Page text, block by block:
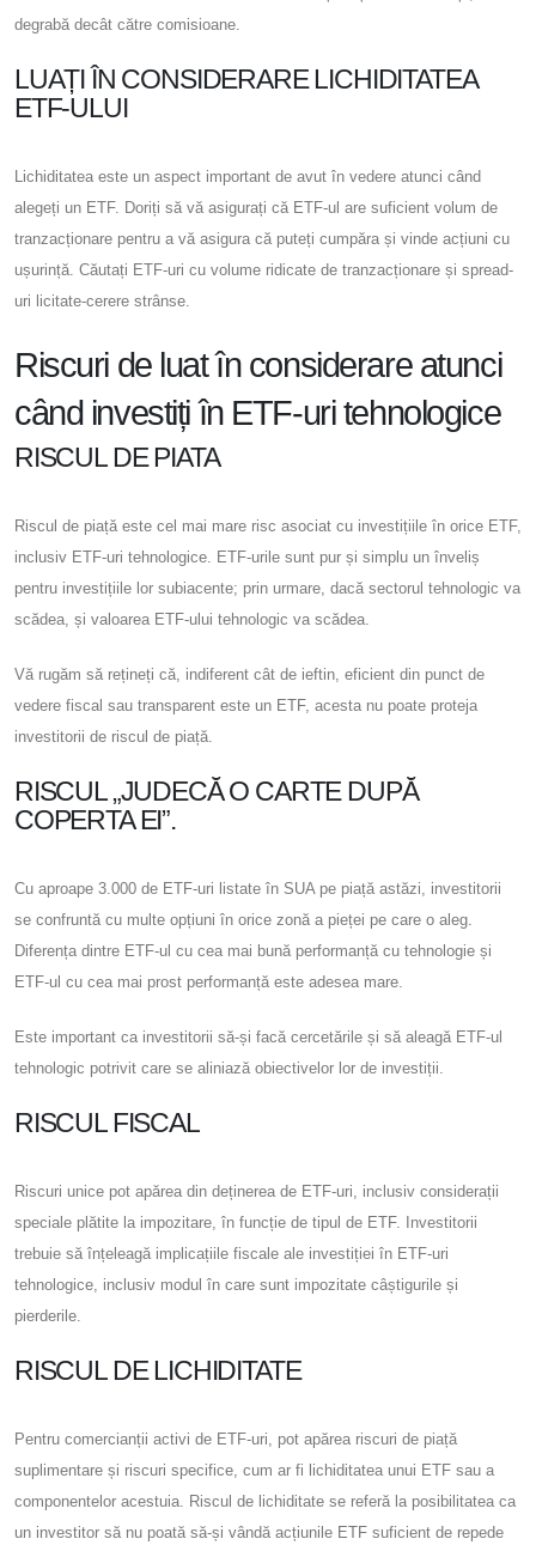
degrabă decât către comisioane.
LUAȚI ÎN CONSIDERARE LICHIDITATEA
ETF-ULUI
Lichiditatea este un aspect important de avut în vedere atunci când
alegeți un ETF. Doriți să vă asigurați că ETF-ul are suficient volum de
tranzacționare pentru a vă asigura că puteți cumpăra și vinde acțiuni cu
ușurință. Căutați ETF-uri cu volume ridicate de tranzacționare și spread-
uri licitate-cerere strânse.
Riscuri de luat în considerare atunci
când investiți în ETF-uri tehnologice
RISCUL DE PIATA
Riscul de piață este cel mai mare risc asociat cu investițiile în orice ETF,
inclusiv ETF-uri tehnologice. ETF-urile sunt pur și simplu un înveliș
pentru investițiile lor subiacente; prin urmare, dacă sectorul tehnologic va
scădea, și valoarea ETF-ului tehnologic va scădea.
Vă rugăm să rețineți că, indiferent cât de ieftin, eficient din punct de
vedere fiscal sau transparent este un ETF, acesta nu poate proteja
investitorii de riscul de piață.
RISCUL „JUDECĂ O CARTE DUPĂ
COPERTA EI”.
Cu aproape 3.000 de ETF-uri listate în SUA pe piață astăzi, investitorii
se confruntă cu multe opțiuni în orice zonă a pieței pe care o aleg.
Diferența dintre ETF-ul cu cea mai bună performanță cu tehnologie și
ETF-ul cu cea mai prost performanță este adesea mare.
Este important ca investitorii să-și facă cercetările și să aleagă ETF-ul
tehnologic potrivit care se aliniază obiectivelor lor de investiții.
RISCUL FISCAL
Riscuri unice pot apărea din deținerea de ETF-uri, inclusiv considerații
speciale plătite la impozitare, în funcție de tipul de ETF. Investitorii
trebuie să înțeleagă implicațiile fiscale ale investiției în ETF-uri
tehnologice, inclusiv modul în care sunt impozitate câștigurile și
pierderile.
RISCUL DE LICHIDITATE
Pentru comercianții activi de ETF-uri, pot apărea riscuri de piață
suplimentare și riscuri specifice, cum ar fi lichiditatea unui ETF sau a
componentelor acestuia. Riscul de lichiditate se referă la posibilitatea ca
un investitor să nu poată să-și vândă acțiunile ETF suficient de repede